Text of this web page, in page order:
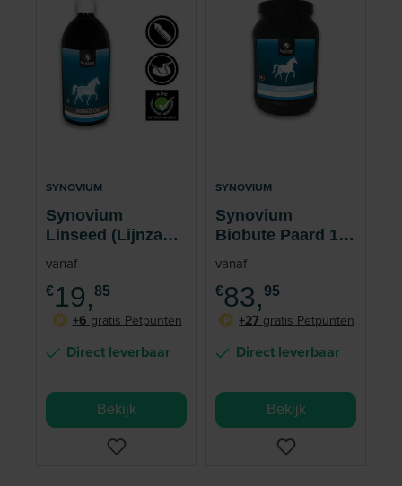
SYNOVIUM
Synovium
Linseed (Lijnzaad)
Oil Spijsvertering
vanaf
€19,85
P
+6 gratis Petpunten
Direct leverbaar
Bekijk
SYNOVIUM
Synovium
Biobute Paard 1
vanaf
€83, 95
P
+27 gratis Petpunten
Direct leverbaar
Bekijk